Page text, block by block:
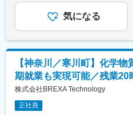
・入社2年目～
分野を決め、新規材料の開
弊社の材料開発職は、カー
もの”を追求する仕事です。
電性・摩耗特性などを改善し
門知識は入社後に基礎から学
心。設計・製造・営業と連携
際の製品として使われるやり
進む成長分野を支える、モノ
・環境・コスト検討
・プロトタイプ作成・テス
※ご経験スキルに応じて別案
います。ご面接の際に志向
います。
■未経験の方のご活躍事例：
技術職が未経験であっても
ていただけます！以下は実際
の金額であり、選考を通じ
額)は固定手当を含めた表記で
気になる
【神奈川／寒川町】化学
期就業も実現可能／残業
株式会社BREXA Technology
正社員